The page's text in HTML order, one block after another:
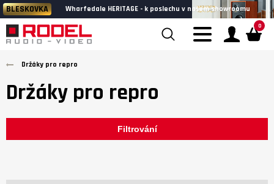
BLESKOVKA Wharfedale HERITAGE - k poslechu v našem showroomu
0
Držáky pro repro
Držáky pro repro
Filtrování